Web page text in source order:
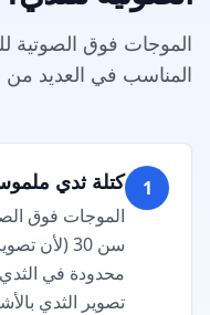
الموجات فوق الصوتية
المناسب في العديد من
1 كتلة ثدي
الموجات فوق
سن 30 (لأن
محدودة في
تصوير الثدي